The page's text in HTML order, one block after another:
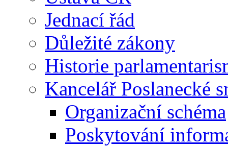
Jednací řád
Důležité zákony
Historie
Kancelář Poslanecké
Organizační schéma
Poskytování